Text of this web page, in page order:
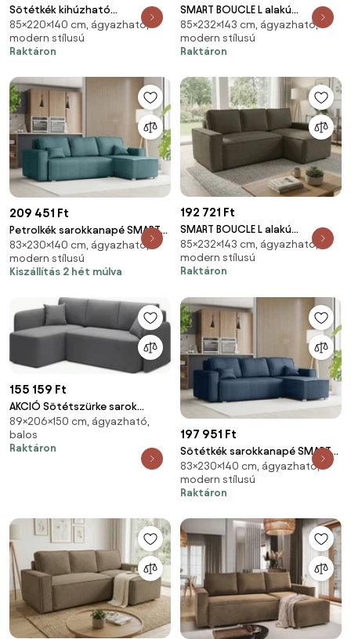
Sötétkék kihúzható
sarokkanapé ZENOVA 220 x 140
cm, kétoldalas
85×220×140 cm, ágyazható,
modern stílusú
Raktáron
SMART BOUCLE L alakú
kihúzható, megfordítható
sarokkanapé 232x143 cm, krém
85×232×143 cm, ágyazható,
modern stílusú
Raktáron
209 451 Ft
Petrolkék sarokkanapé SMART
COSARO, kétoldalas + 2 párna
INGYEN
83×230×140 cm, ágyazható,
modern stílusú
Kiszállítás 2 hét múlva
192 721 Ft
SMART BOUCLE L alakú
kihúzható, megfordítható
sarokkanapé 232x143 cm,
szürkésbarna
85×232×143 cm, ágyazható,
modern stílusú
Raktáron
155 159 Ft
AKCIÓ Sötétszürke sarok
ülőgarnitúra HADSON jobb
sarok II. osztály
89×206×150 cm, ágyazható,
balos
Raktáron
197 951 Ft
Sötétkék sarokkanapé SMART
COSARO, kinyitható + 2 párna
AJÁNDÉK
83×230×140 cm, ágyazható,
modern stílusú
Raktáron